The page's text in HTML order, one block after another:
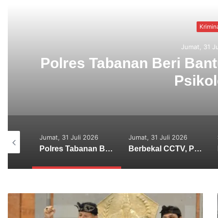
Bantuan dan
Jumat, 31 Juli 2026
Polres Tabanan Beri Bantuan dan Pendampingan Psikologis
Jumat, 31 Juli 2026
Berbekal CCTV, Pelaku Tabrak Lari Terungkap
Senin, 27